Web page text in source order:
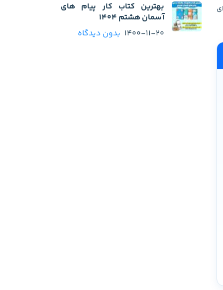
بهترین کتاب کار پیام های
آسمان هشتم 1404
1400-11-20 بدون دیدگاه